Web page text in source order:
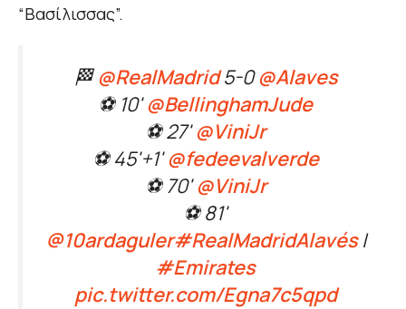
“Βασίλισσας”.
🏁@RealMadrid5-0@Alaves
⚽ 10'@BellinghamJude
⚽ 27'@ViniJr
⚽ 45'+1'@fedeevalverde
⚽ 70'@ViniJr
⚽ 81'
@10ardaguler#RealMadridAlavés|
#Emirates
pic.twitter.com/Egna7c5qpd